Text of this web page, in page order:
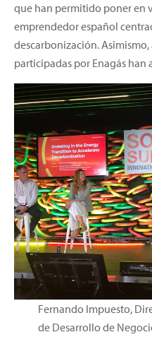
que han permitido poner en
emprendedor español
descarbonización.
participadas por Enagás han
Fernando Impuesto,
de Desarrollo de